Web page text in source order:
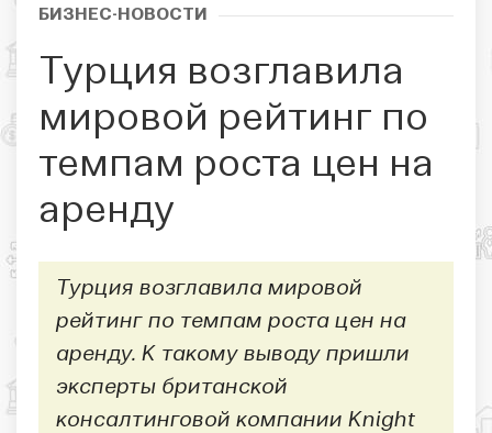
БИЗНЕС-НОВОСТИ
Турция возглавила
мировой рейтинг по
темпам роста цен на
аренду
Турция возглавила мировой
рейтинг по темпам роста цен на
аренду. К такому выводу пришли
эксперты британской
консалтинговой компании Knight